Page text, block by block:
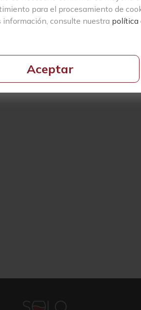
para el procesamiento de
información, consulte nuestra política
Aceptar